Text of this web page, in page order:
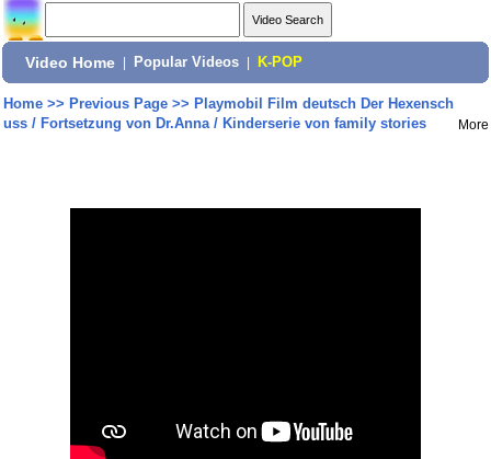
Video Home Popular Videos K-POP
Home>> Previous Page>> Playmobil Film deutsch Der Hexensch
uss / Fortsetzung von Dr.Anna / Kinderserie von family stories
More